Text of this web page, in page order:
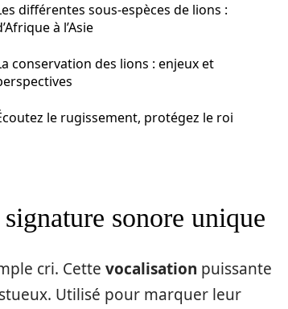
différentes sous-espèces de lions :
à l’Asie
conservation des lions : enjeux et
le rugissement, protégez le roi
sonore unique
cri. Cette vocalisation puissante
Utilisé pour marquer leur